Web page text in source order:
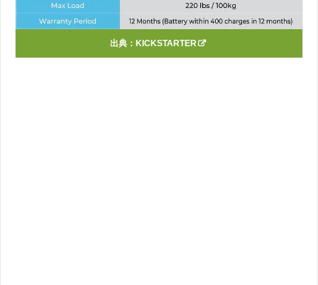
出典： KICKSTARTER